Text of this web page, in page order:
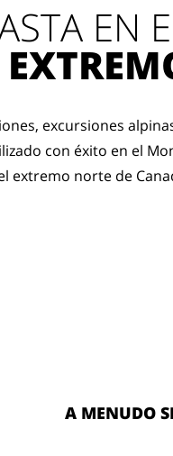
EN
excursiones
con éxito en el
extremo norte de
A MENUDO